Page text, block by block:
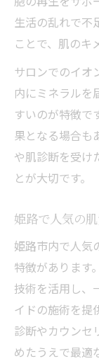
生活の乱れで不
ことで、肌のキ
サロンでのイオ
内にミネラルを
すいのが特徴で
果となる場合も
や肌診断を受け
とが大切です。
姫路で人気の
姫路市内で人気
特徴があります
技術を活用し、
イドの施術を提
診断やカウンセ
めたうえで最適